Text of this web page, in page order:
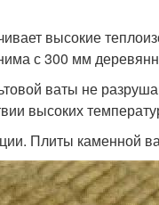
высокие
с 300 мм
ваты не
высоких
Плиты каменной